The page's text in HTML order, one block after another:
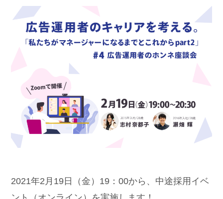
2021年2月19日（金）19：00から、中途採用イベ